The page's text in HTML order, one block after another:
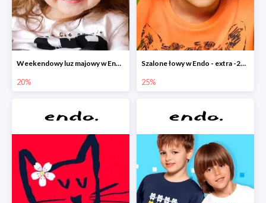
Weekendowy luz majowy w Endo - dodatkowe -20% na wszystko
20%
Szalone łowy w Endo - extra -25% na nowości
25%